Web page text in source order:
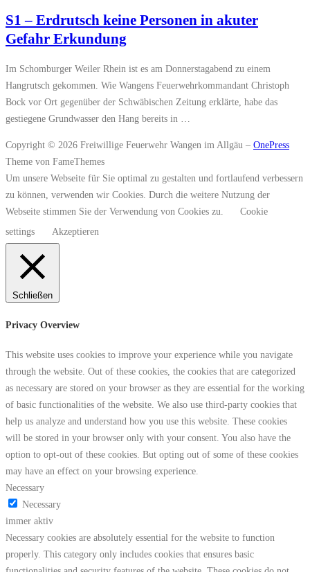
S1 – Erdrutsch keine Personen in akuter
Gefahr Erkundung
Im Schomburger Weiler Rhein ist es am Donnerstagabend zu einem
Hangrutsch gekommen. Wie Wangens Feuerwehrkommandant Christoph
Bock vor Ort gegenüber der Schwäbischen Zeitung erklärte, habe das
gestiegene Grundwasser den Hang bereits in …
Copyright © 2026 Freiwillige Feuerwehr Wangen im Allgäu – OnePress
Theme von FameThemes
Um unsere Webseite für Sie optimal zu gestalten und fortlaufend verbessern
zu können, verwenden wir Cookies. Durch die weitere Nutzung der
Webseite stimmen Sie der Verwendung von Cookies zu.
Cookie
settings
Akzeptieren
Schließen
Privacy Overview
This website uses cookies to improve your experience while you navigate
through the website. Out of these cookies, the cookies that are categorized
as necessary are stored on your browser as they are essential for the working
of basic functionalities of the website. We also use third-party cookies that
help us analyze and understand how you use this website. These cookies
will be stored in your browser only with your consent. You also have the
option to opt-out of these cookies. But opting out of some of these cookies
may have an effect on your browsing experience.
Necessary
Necessary
immer aktiv
Necessary cookies are absolutely essential for the website to function
properly. This category only includes cookies that ensures basic